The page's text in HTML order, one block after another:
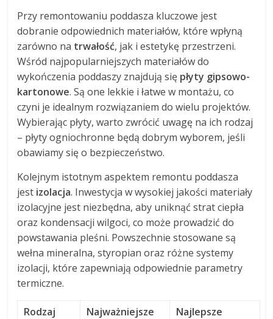
Przy remontowaniu poddasza kluczowe jest
dobranie odpowiednich materiałów, które wpłyną
zarówno na trwałość, jak i estetykę przestrzeni.
Wśród najpopularniejszych materiałów do
wykończenia poddaszy znajdują się płyty gipsowo-
kartonowe. Są one lekkie i łatwe w montażu, co
czyni je idealnym rozwiązaniem do wielu projektów.
Wybierając płyty, warto zwrócić uwagę na ich rodzaj
– płyty ogniochronne będą dobrym wyborem, jeśli
obawiamy się o bezpieczeństwo.
Kolejnym istotnym aspektem remontu poddasza
jest izolacja. Inwestycja w wysokiej jakości materiały
izolacyjne jest niezbędna, aby uniknąć strat ciepła
oraz kondensacji wilgoci, co może prowadzić do
powstawania pleśni. Powszechnie stosowane są
wełna mineralna, styropian oraz różne systemy
izolacji, które zapewniają odpowiednie parametry
termiczne.
Rodzaj
Najważniejsze
Najlepsze